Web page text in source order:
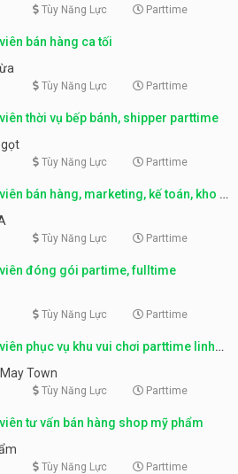
Tùy Năng Lực Parttime
bán hàng ca tối
Tùy Năng Lực Parttime
thời vụ bếp bánh, shipper parttime
Tùy Năng Lực Parttime
bán hàng, marketing, kế toán, kho –
Tùy Năng Lực Parttime
viên đóng gói partime, fulltime
Tùy Năng Lực Parttime
phục vụ khu vui chơi parttime linh
Town
Tùy Năng Lực Parttime
tư vấn bán hàng shop mỹ phẩm
Tùy Năng Lực Parttime